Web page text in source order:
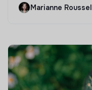
Marianne Roussel